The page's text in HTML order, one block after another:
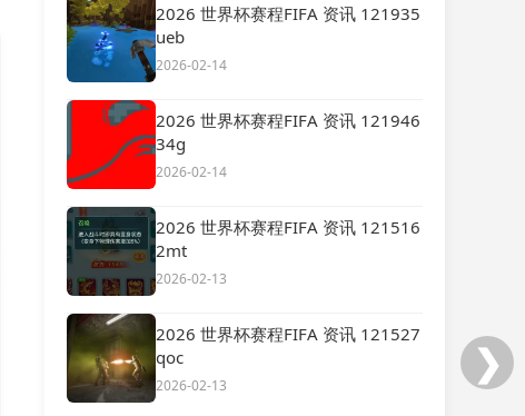
2026 世界杯赛程FIFA 资讯 121935
ueb
2026-02-14
2026 世界杯赛程FIFA 资讯 121946
34g
2026-02-14
2026 世界杯赛程FIFA 资讯 121516
2mt
2026-02-13
2026 世界杯赛程FIFA 资讯 121527
qoc
2026-02-13 ❯